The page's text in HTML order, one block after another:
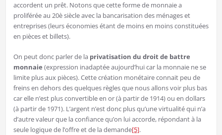
accordent un prêt. Notons que cette forme de monnaie a
proliférée au 20è siècle avec la bancarisation des ménages et
entreprises (leurs économies étant de moins en moins constituées
en pièces et billets).
On peut donc parler de la privatisation du droit de battre
monnaie (expression inadaptée aujourd’hui car la monnaie ne se
limite plus aux pièces). Cette création monétaire connait peu de
freins en dehors des quelques règles que nous allons voir plus bas
car elle n’est plus convertible en or (à partir de 1914) ou en dollars
(à partir de 1971). L’argent n’est donc plus qu’une virtualité qui n’a
d’autre valeur que la confiance qu’on lui accorde, répondant à la
seule logique de l’offre et de la demande[5].